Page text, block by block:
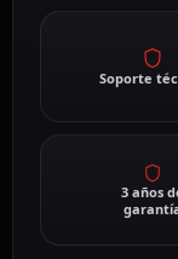
Soporte
3 años